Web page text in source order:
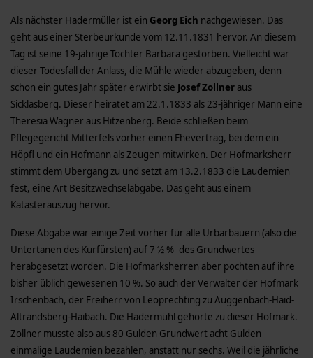
Als nächster Hadermüller ist ein Georg Eich nachgewiesen. Das
geht aus einer Sterbeurkunde vom 12.11.1831 hervor. An diesem
Tag ist seine 19-jährige Tochter Barbara gestorben. Vielleicht war
dieser Todesfall der Anlass, die Mühle wieder abzugeben, denn
schon ein gutes Jahr später erwirbt sie Josef Zollner aus
Sicklasberg. Dieser heiratet am 22.1.1833 als 23-jähriger Mann eine
Theresia Wagner aus Hitzenberg. Beide schließen beim
Pflegegericht Mitterfels vorher einen Ehevertrag, bei dem ein
Höpfl und ein Hofmann als Zeugen mitwirken. Der Hofmarksherr
stimmt dem Übergang zu und setzt am 13.2.1833 die Laudemien
fest, eine Art Besitzwechselabgabe. Das geht aus einem
Katasterauszug hervor.
Diese Abgabe war einige Zeit vorher für alle Urbarbauern (also die
Untertanen des Kurfürsten) auf 7 ½ % des Grundwertes
herabgesetzt worden. Die Hofmarksherren aber pochten auf ihre
bisher üblich gewesenen 10 %. So auch der Verwalter der Hofmark
Irschenbach, der Freiherr von Leoprechting zu Auggenbach-Haid-
Altrandsberg-Haibach. Die Hadermühl gehörte zu dieser Hofmark.
Zollner musste also aus 80 Gulden Grundwert acht Gulden
einmalige Laudemien bezahlen, anstatt nur sechs. Weil die jährliche